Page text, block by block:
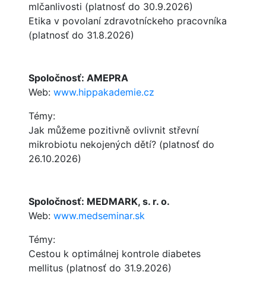
mlčanlivosti (platnosť do 30.9.2026)
Etika v povolaní zdravotníckeho pracovníka
(platnosť do 31.8.2026)
Spoločnosť: AMEPRA
Web: www.hippakademie.cz
Témy:
Jak můžeme pozitivně ovlivnit střevní
mikrobiotu nekojených dětí? (platnosť do
26.10.2026)
Spoločnosť: MEDMARK, s. r. o.
Web: www.medseminar.sk
Témy:
Cestou k optimálnej kontrole diabetes
mellitus (platnosť do 31.9.2026)